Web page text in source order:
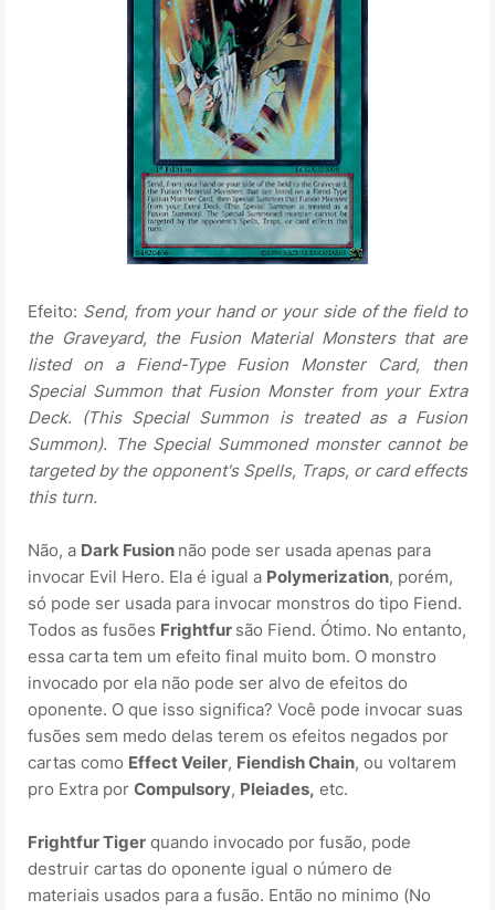
Efeito: Send, from your hand or your side of the field to
the Graveyard, the Fusion Material Monsters that are
listed on a Fiend-Type Fusion Monster Card, then
Special Summon that Fusion Monster from your Extra
Deck. (This Special Summon is treated as a Fusion
Summon). The Special Summoned monster cannot be
targeted by the opponent's Spells, Traps, or card effects
this turn.
Não, a Dark Fusion não pode ser usada apenas para
invocar Evil Hero. Ela é igual a Polymerization, porém,
só pode ser usada para invocar monstros do tipo Fiend.
Todos as fusões Frightfur são Fiend. Ótimo. No entanto,
essa carta tem um efeito final muito bom. O monstro
invocado por ela não pode ser alvo de efeitos do
oponente. O que isso significa? Você pode invocar suas
fusões sem medo delas terem os efeitos negados por
cartas como Effect Veiler, Fiendish Chain, ou voltarem
pro Extra por Compulsory, Pleiades, etc.
Frightfur Tiger quando invocado por fusão, pode
destruir cartas do oponente igual o número de
materiais usados para a fusão. Então no minimo (No